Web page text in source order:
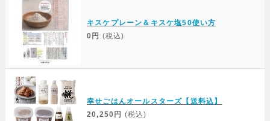
キスケプレーン＆キスケ塩50使い方
0円 (税込)
幸せごはんオールスターズ【送料込】
20,250円 (税込)